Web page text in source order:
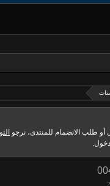
أو طلب الانضمام للمنتدى، نرجو